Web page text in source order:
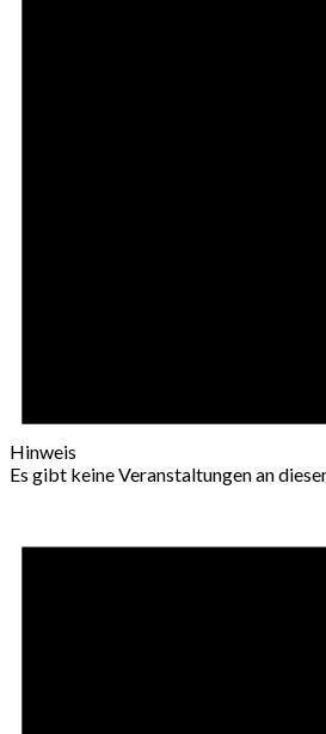
Hinweis
Es gibt keine Veranstaltungen an